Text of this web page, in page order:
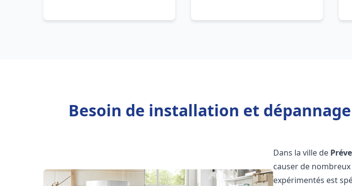
Besoin de installation et
Dans la ville de
causer de
expérimentés est